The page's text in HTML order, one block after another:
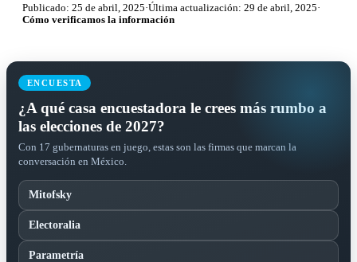
Publicado: 25 de abril, 2025·Última actualización: 29 de abril, 2025·
Cómo verificamos la información
ENCUESTA
¿A qué casa encuestadora le crees más rumbo a
las elecciones de 2027?
Con 17 gubernaturas en juego, estas son las firmas que marcan la
conversación en México.
Mitofsky
Electoralia
Parametría